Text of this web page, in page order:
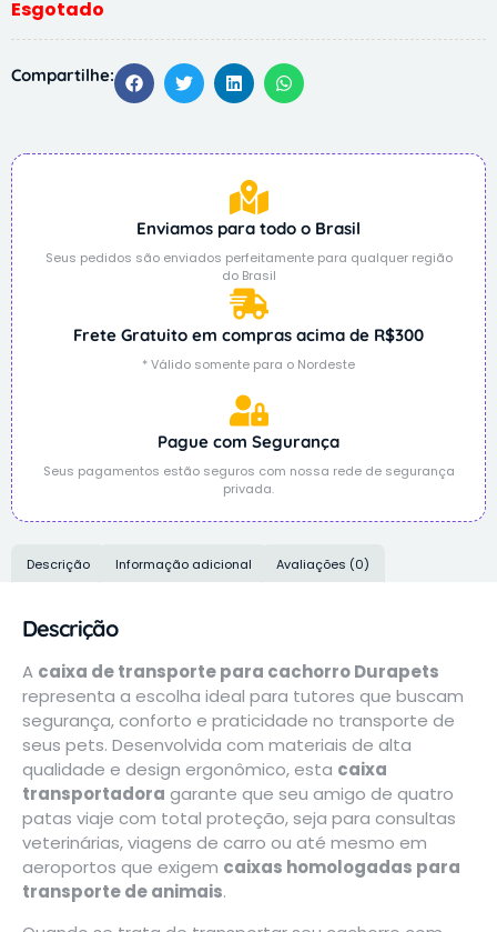
Compartilhe:
Enviamos para todo o Brasil
Seus pedidos são enviados perfeitamente para qualquer região
do Brasil
Frete Gratuito em compras acima de R$300
* Válido somente para o Nordeste
Pague com Segurança
Seus pagamentos estão seguros com nossa rede de segurança
privada.
Descrição Informação adicional Avaliações (0)
Descrição
A caixa de transporte para cachorro Durapets
representa a escolha ideal para tutores que buscam
segurança, conforto e praticidade no transporte de
seus pets. Desenvolvida com materiais de alta
qualidade e design ergonômico, esta caixa
transportadora garante que seu amigo de quatro
patas viaje com total proteção, seja para consultas
veterinárias, viagens de carro ou até mesmo em
aeroportos que exigem caixas homologadas para
transporte de animais.